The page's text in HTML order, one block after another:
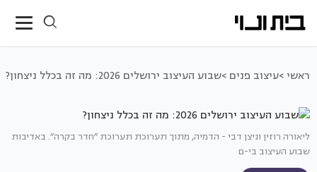
ראשי >עיצוב פנים >שבוע העיצוב ירושלים 2026: מה זה בכלל ניצחון?
ליאורה רוזין וניצן דבי - הדמיה, מתוך תערוכת תערוכת ״חדר בקרה״. באדיבות
שבוע העיצוב בי-ם